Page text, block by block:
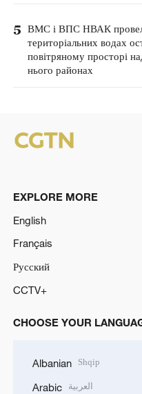
5 ВМС і ВПС НВАК
територіальних водах
повітряному просторі
нього районах
EXPLORE MORE
English
Français
Русский
CCTV+
CHOOSE YOUR
Albanian Shqip
Arabic العربية